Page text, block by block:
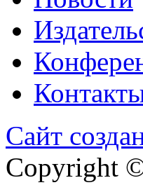
Сайт
Copyright